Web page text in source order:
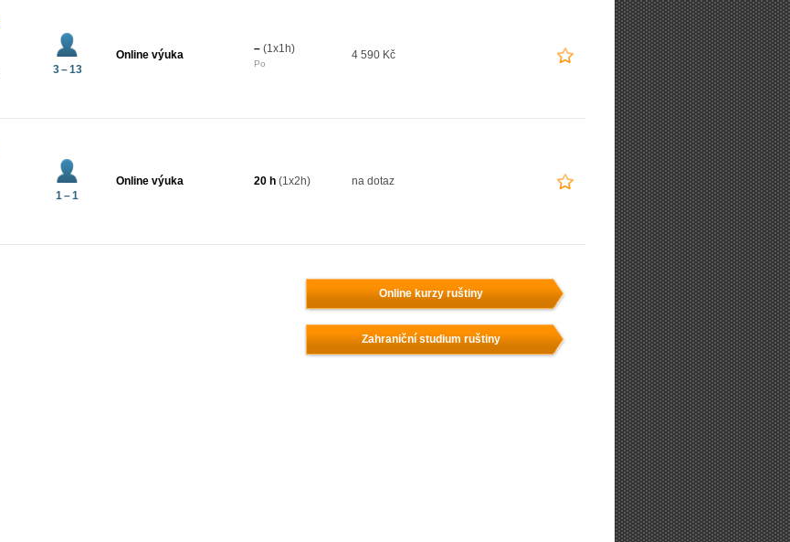
3 – 13
Online výuka – (1x1h)
Po
4 590 Kč
1 – 1
Online výuka 20 h (1x2h) na dotaz
Online kurzy ruštiny
Zahraniční studium ruštiny